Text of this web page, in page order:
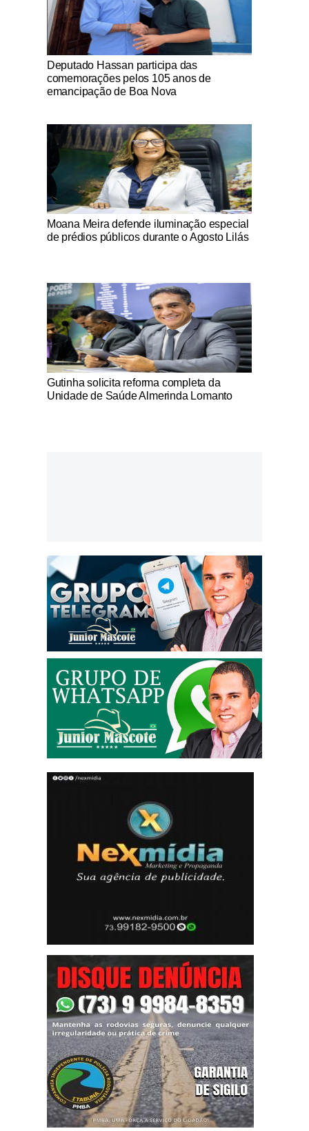
Notícias Católicas
Deputado Hassan participa das
comemorações pelos 105 anos de
emancipação de Boa Nova
Notícias Católicas
Moana Meira defende iluminação especial
de prédios públicos durante o Agosto Lilás
Notícias Católicas
Gutinha solicita reforma completa da
Unidade de Saúde Almerinda Lomanto